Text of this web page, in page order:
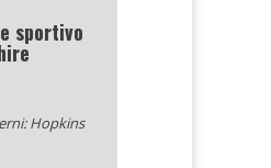
sportivo
Hopkins